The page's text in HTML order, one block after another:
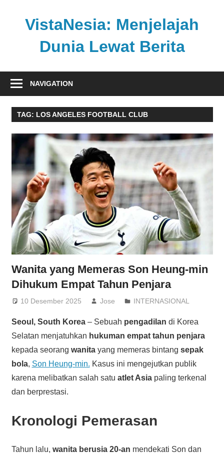
VistaNesia: Menjelajah
Dunia Lewat Berita
nasional
global
dalam
platform
NAVIGATION
TAG: LOS ANGELES FOOTBALL CLUB
Wanita yang Memeras Son Heung-min
Dihukum Empat Tahun Penjara
10 Desember 2025 Jose INTERNASIONAL
Seoul, South Korea– Sebuah pengadilan di Korea
Selatan menjatuhkan hukuman empat tahun penjara
kepada seorang wanitayang memeras bintang sepak
bola, Son Heung-min. Kasus ini mengejutkan publik
karena melibatkan salah satu atlet Asiapaling terkenal
dan berprestasi.
Kronologi Pemerasan
Tahun lalu, wanita berusia 20-an mendekati Son dan